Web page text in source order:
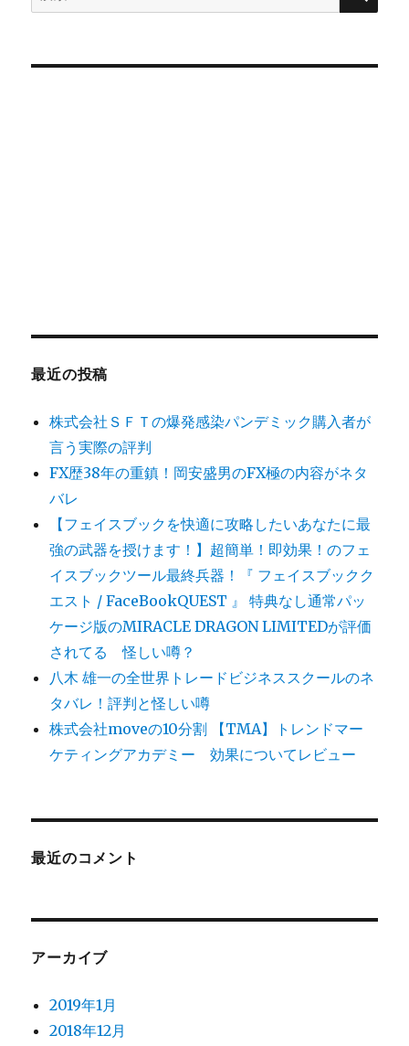
索
象:
最近の投稿
株式会社ＳＦＴの爆発感染パンデミック購入者が
言う実際の評判
FX歴38年の重鎮！岡安盛男のFX極の内容がネタ
バレ
【フェイスブックを快適に攻略したいあなたに最
強の武器を授けます！】超簡単！即効果！のフェ
イスブックツール最終兵器！『 フェイスブックク
エスト / FaceBookQUEST 』 特典なし通常パッ
ケージ版のMIRACLE DRAGON LIMITEDが評価
されてる 怪しい噂？
八木 雄一の全世界トレードビジネススクールのネ
タバレ！評判と怪しい噂
株式会社moveの10分割 【TMA】トレンドマー
ケティングアカデミー 効果についてレビュー
最近のコメント
アーカイブ
2019年1月
2018年12月